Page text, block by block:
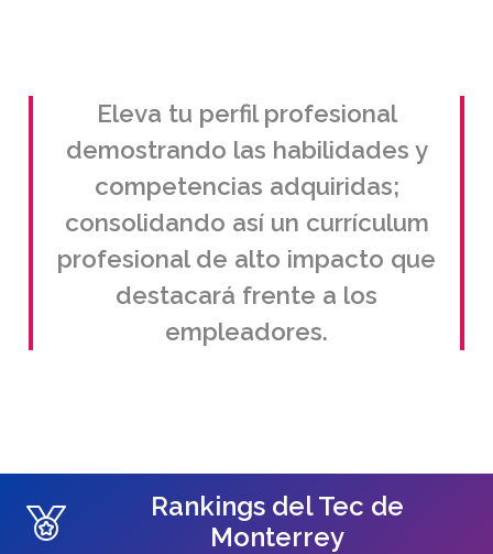
Eleva tu perfil profesional
demostrando las habilidades y
competencias adquiridas;
consolidando así un currículum
profesional de alto impacto que
destacará frente a los
empleadores.
Rankings del Tec de
Monterrey